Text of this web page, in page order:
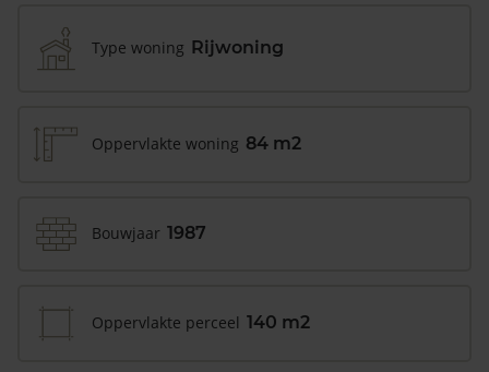
Type woning Rijwoning
Oppervlakte woning 84 m2
Bouwjaar 1987
Oppervlakte perceel 140 m2